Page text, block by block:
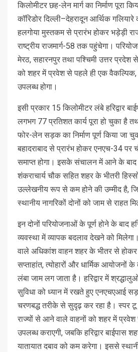
किलोमीटर छह-लेन मार्ग का निर्माण पूरा
कॉरिडोर दिल्ली–देहरादून आर्थिक गलियारे
हलगोया मुस्तकम से प्रारंभ होकर भड़ेड़ी
राष्ट्रीय राजमार्ग-58 तक पहुंचेगा।
मेरठ, सहारनपुर तथा पश्चिमी उत्तर प्रदेश से
को शहर में प्रवेश से पहले ही एक वैकल्पिक,
उपलब्ध होगा।
इसी प्रकार 15 किलोमीटर लंबे हरिद्वार
लगभग 77 प्रतिशत कार्य पूरा हो चुका है
फोर-लेन सड़क का निर्माण पूर्ण किया जा
बहादराबाद से प्रारंभ होकर एनएच-34 पर
समाप्त होगा। इसके संचालन में आने के बाद
शंकराचार्य चौक सहित शहर के भीतरी
उल्लेखनीय रूप से कम होने की उम्मीद है,
स्थानीय नागरिकों दोनों को जाम से राहत
इन दोनों परियोजनाओं के पूर्ण होने के बाद
व्यवस्था में व्यापक बदलाव देखने को मिलेगा।
वाले अधिकांश वाहन शहर के भीतर से
सप्ताहांत, त्योहारों और धार्मिक आयोजनों के
लंबा जाम लग जाता है। हरिद्वार में
सुविधा को ध्यान में रखते हुए एनएचएआई
चरणबद्ध तरीके से सुदृढ़ कर रहा है। स्पर टू
राज्यों से आने वाले वाहनों को शहर में प्रवेश
उपलब्ध कराएगी, जबकि हरिद्वार बाईपास
यातायात दबाव को कम करेगा। इससे